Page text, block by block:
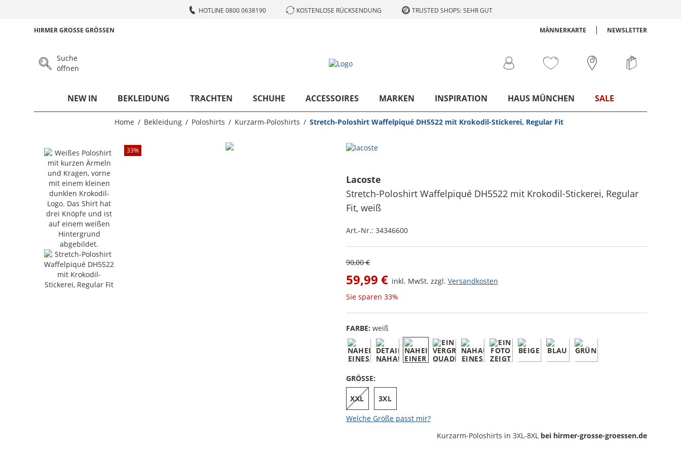
HOTLINE 0800 0638190 KOSTENLOSE RÜCKSENDUNG TRUSTED SHOPS: SEHR GUT
HIRMER GROSSE GRÖSSEN MÄNNERKARTE NEWSLETTER
Suche
öffnen
NEW IN BEKLEIDUNG TRACHTEN SCHUHE ACCESSOIRES MARKEN INSPIRATION HAUS MÜNCHEN SALE
Home Bekleidung Poloshirts Kurzarm-Poloshirts Stretch-Poloshirt Waffelpiqué DH5522 mit Krokodil-Stickerei, Regular Fit
33%
Lacoste
Stretch-Poloshirt Waffelpiqué DH5522 mit Krokodil-Stickerei, Regular
Fit, weiß
Art.-Nr.: 34346600
90,00 €
59,99 € inkl. MwSt. zzgl. Versandkosten
Sie sparen 33%
FARBE: weiß
GRÖSSE:
XXL 3XL
Welche Größe passt mir?
Kurzarm-Poloshirts in 3XL-8XL bei hirmer-grosse-groessen.de